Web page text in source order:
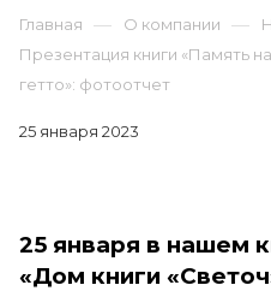
Главная — О компании —
Презентация книги «Память
гетто»: фотоотчет
25 января 2023
25 января в нашем
«Дом книги